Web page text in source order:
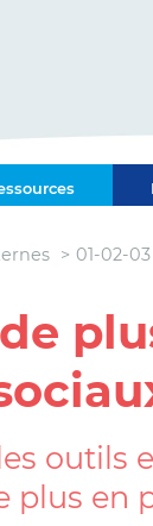
01-02-03
de
outils
plus en